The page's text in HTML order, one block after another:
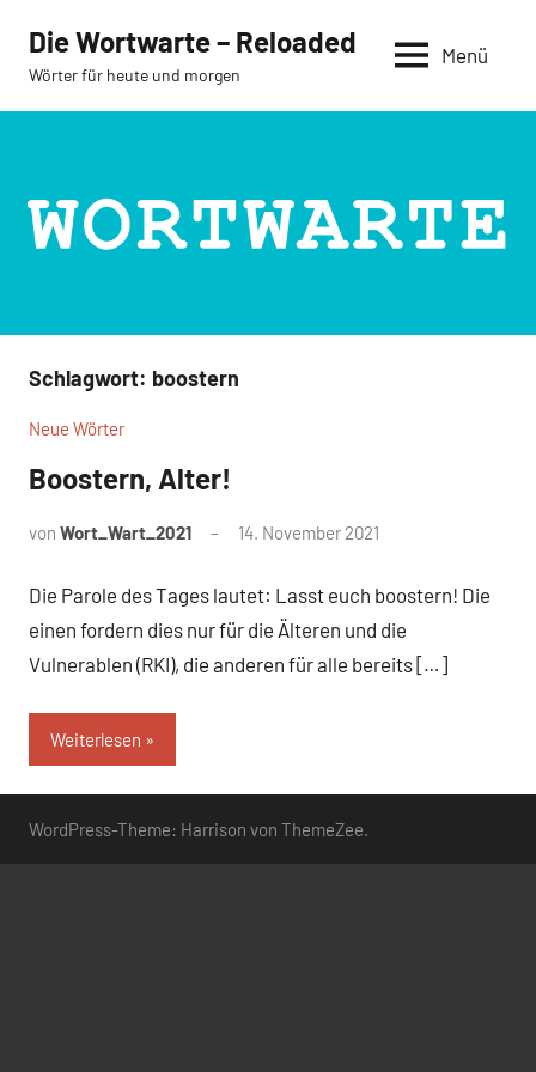
Inhalt
springen
Die Wortwarte – Reloaded
Wörter für heute und morgen
Menü
Schlagwort: boostern
Neue Wörter
Boostern, Alter!
von Wort_Wart_2021 14. November 2021
Die Parole des Tages lautet: Lasst euch boostern! Die
einen fordern dies nur für die Älteren und die
Vulnerablen (RKI), die anderen für alle bereits […]
Weiterlesen
WordPress-Theme: Harrison von ThemeZee.